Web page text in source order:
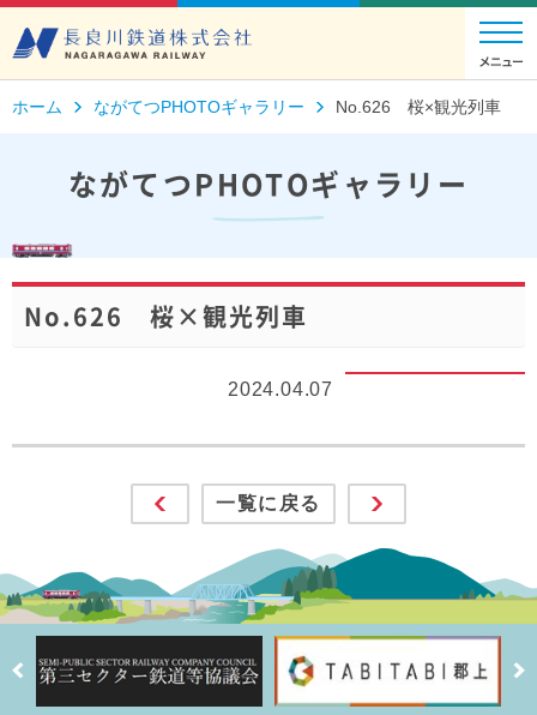
ホーム ながてつPHOTOギャラリー No.626 桜×観光列車
ながてつPHOTOギャラリー
No.626 桜×観光列車
2024.04.07
一覧に戻る